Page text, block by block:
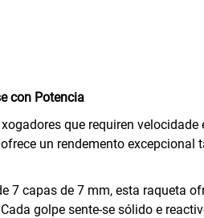
con Potencia
que requiren
un rendemento
7 capas de 7 mm, esta raqueta
golpe sente-se sólido e